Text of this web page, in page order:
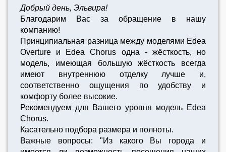
Добрый день, Эльвира!
Благодарим Вас за обращение в нашу
компанию!
Принципиальная разница между моделями Edea
Overture и Edea Chorus одна - жёсткость, но
модель, имеющая большую жёсткость всегда
имеют внутреннюю отделку лучше и,
соответственно ощущения по удобству и
комфорту более высокие.
Рекомендуем для Вашего уровня модель Edea
Chorus.
Касательно подбора размера и полноты.
Важные вопросы: "Из какого Вы города и